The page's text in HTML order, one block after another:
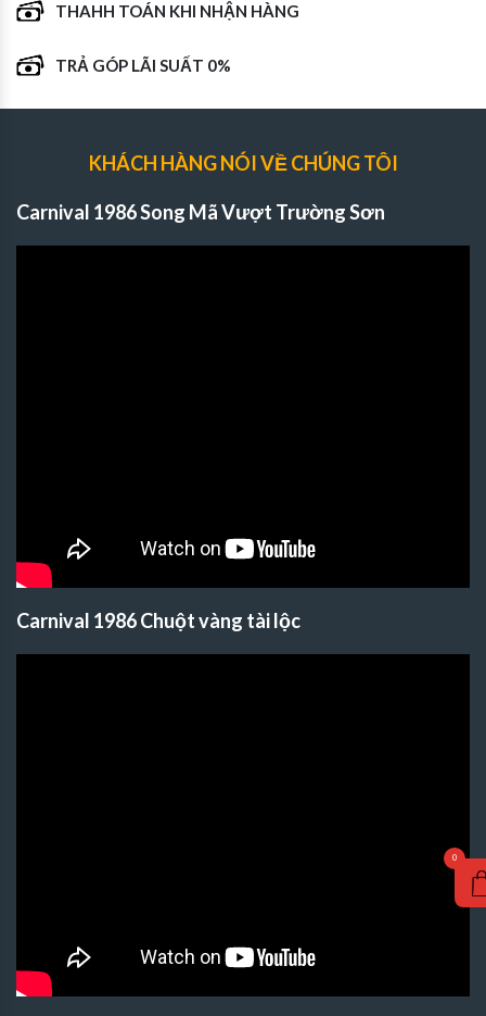
THAHH TOÁN KHI NHẬN HÀNG
TRẢ GÓP LÃI SUẤT 0%
KHÁCH HÀNG NÓI VỀ CHÚNG TÔI
Carnival 1986 Song Mã Vượt Trường Sơn
Carnival 1986 Chuột vàng tài lộc